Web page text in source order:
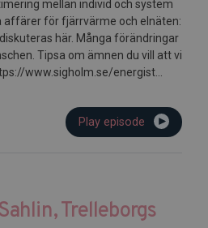
mellan individ och system
affärer för fjärrvärme och elnäten:
här. Många förändringar
Tipsa om ämnen du vill att vi
www.sigholm.se/energist...
Play episode
Trelleborgs